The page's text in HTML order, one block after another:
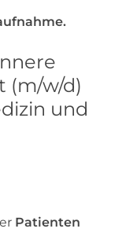
(m/w/d)
und
Patienten